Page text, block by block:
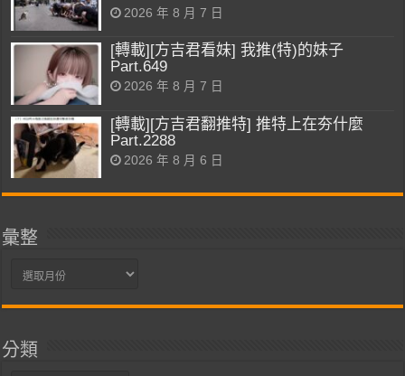
2026 年 8 月 7 日
[轉載][方吉君看妹] 我推(特)的妹子
Part.649
2026 年 8 月 7 日
[轉載][方吉君翻推特] 推特上在夯什麼
Part.2288
2026 年 8 月 6 日
彙整
彙
分類